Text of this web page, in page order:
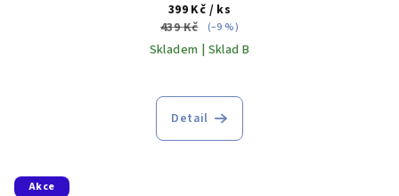
399 Kč / ks
439 Kč
(–9 %)
Skladem | Sklad B
Detail
Akce